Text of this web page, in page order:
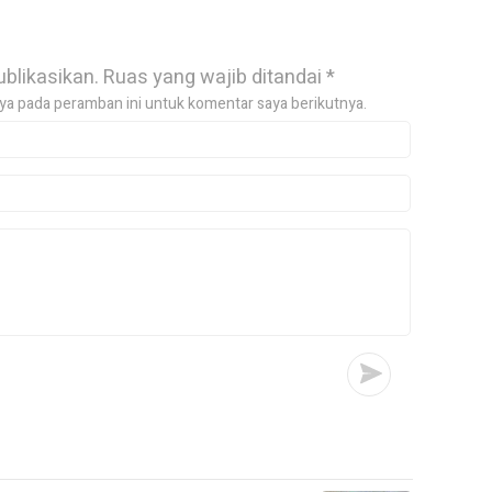
Ruas yang wajib ditandai*
pada peramban ini untuk komentar saya berikutnya.